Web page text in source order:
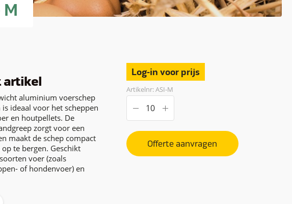
artikel
aluminium voerschep
ideaal voor het scheppen
en houtpellets. De
zorgt voor een
maakt de schep compact
te bergen. Geschikt
voer (zoals
of hondenvoer) en
Log-in voor prijs
Artikelnr: ASI-M
Offerte aanvragen